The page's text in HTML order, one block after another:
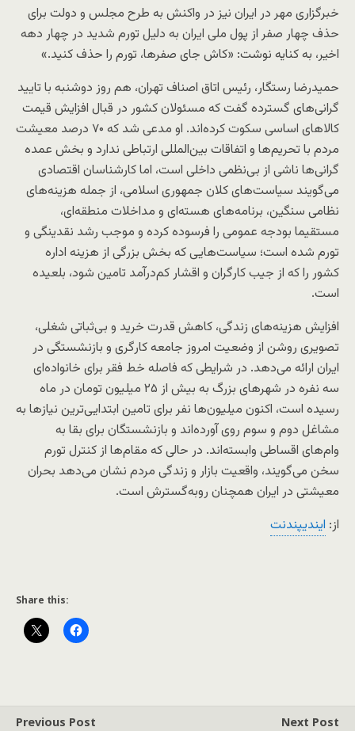
خبرگزاری مهر در ایران نیز در واکنش به طرح مجلس و دولت برای
حذف چهار صفر از پول ملی ایران به دلیل تورم شدید در چهار دهه
اخیر، به کنایه نوشت: «کاش جای صفرها، تورم را حذف کنید.»
حمیدرضا رستگار، رئیس اتاق اصناف تهران، هم روز دوشنبه با تایید
گرانی‌های گسترده گفت که مسئولان کشور در قبال افزایش قیمت
کالاهای اساسی سکوت کرده‌اند. او مدعی شد که ۷۰ درصد معیشت
مردم با تحریم‌ها و اتفاقات بین‌المللی ارتباطی ندارد و بخش عمده
گرانی‌ها ناشی از بی‌نظمی داخلی است، اما کارشناسان اقتصادی
می‌گویند سیاست‌های کلان جمهوری اسلامی، از جمله هزینه‌های
نظامی سنگین، برنامه‌های هسته‌ای و مداخلات منطقه‌ای،
مستقیما بودجه عمومی را فرسوده کرده و موجب رشد نقدینگی و
تورم شده است؛ سیاست‌هایی که بخش بزرگی از هزینه اداره
کشور را که از جیب کارگران و اقشار کم‌درآمد تامین شود، بلعیده
است.
افزایش هزینه‌های زندگی، کاهش قدرت خرید و بی‌ثباتی شغلی،
تصویری روشن از وضعیت امروز جامعه کارگری و بازنشستگی در
ایران ارائه می‌دهد. در شرایطی که فاصله خط فقر برای خانواده‌ای
سه نفره در شهرهای بزرگ به بیش از ۲۵ میلیون تومان در ماه
رسیده است، اکنون میلیون‌ها نفر برای تامین ابتدایی‌ترین نیازها به
مشاغل دوم و سوم روی آورده‌اند و بازنشستگان برای بقا به
وام‌های اقساطی وابسته‌اند. در حالی که مقام‌ها از کنترل تورم
سخن می‌گویند، واقعیت بازار و زندگی مردم نشان می‌دهد بحران
معیشتی در ایران همچنان روبه‌گسترش است.
از: اينديپندنت
Share this:
Previous Post Next Post